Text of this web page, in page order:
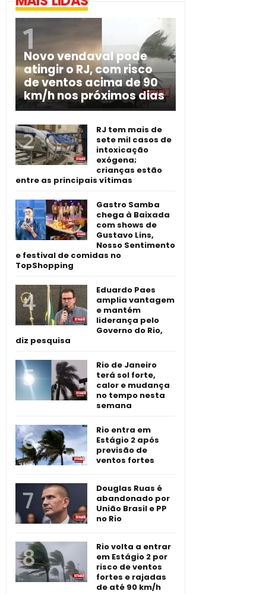
Novo vendaval pode
atingir o RJ, com risco
de ventos acima de 90
km/h nos próximos dias
RJ tem mais de
sete mil casos de
intoxicação
exógena;
crianças estão
entre as principais vítimas
Gastro Samba
chega à Baixada
com shows de
Gustavo Lins,
Nosso Sentimento
e festival de comidas no
TopShopping
Eduardo Paes
amplia vantagem
e mantém
liderança pelo
Governo do Rio,
diz pesquisa
Rio de Janeiro
terá sol forte,
calor e mudança
no tempo nesta
semana
Rio entra em
Estágio 2 após
previsão de
ventos fortes
Douglas Ruas é
abandonado por
União Brasil e PP
no Rio
Rio volta a entrar
em Estágio 2 por
risco de ventos
fortes e rajadas
de até 90 km/h